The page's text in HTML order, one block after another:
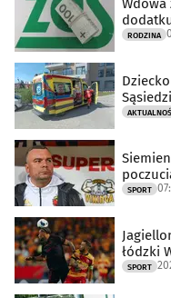
RODZINA
SPORT
łódzki
SPORT